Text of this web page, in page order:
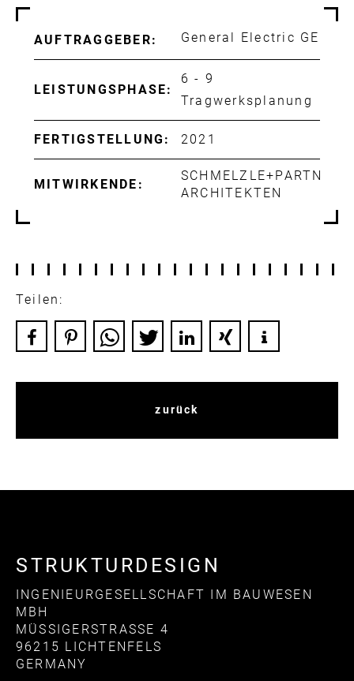
AUFTRAGGEBER: General Electric GE
LEISTUNGSPHASE:
6 - 9
Tragwerksplanung
FERTIGSTELLUNG: 2021
MITWIRKENDE:
SCHMELZLE+PARTNER
ARCHITEKTEN
Teilen:
zurück
STRUKTURDESIGN
INGENIEURGESELLSCHAFT IM BAUWESEN
MBH
MÜSSIGERSTRASSE 4
96215 LICHTENFELS
GERMANY